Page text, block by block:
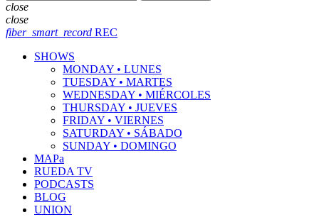
close
close
fiber_smart_record REC
SHOWS
MONDAY • LUNES
TUESDAY • MARTES
WEDNESDAY • MIÉRCOLES
THURSDAY • JUEVES
FRIDAY • VIERNES
SATURDAY • SÁBADO
SUNDAY • DOMINGO
MAPa
RUEDA TV
PODCASTS
BLOG
UNION